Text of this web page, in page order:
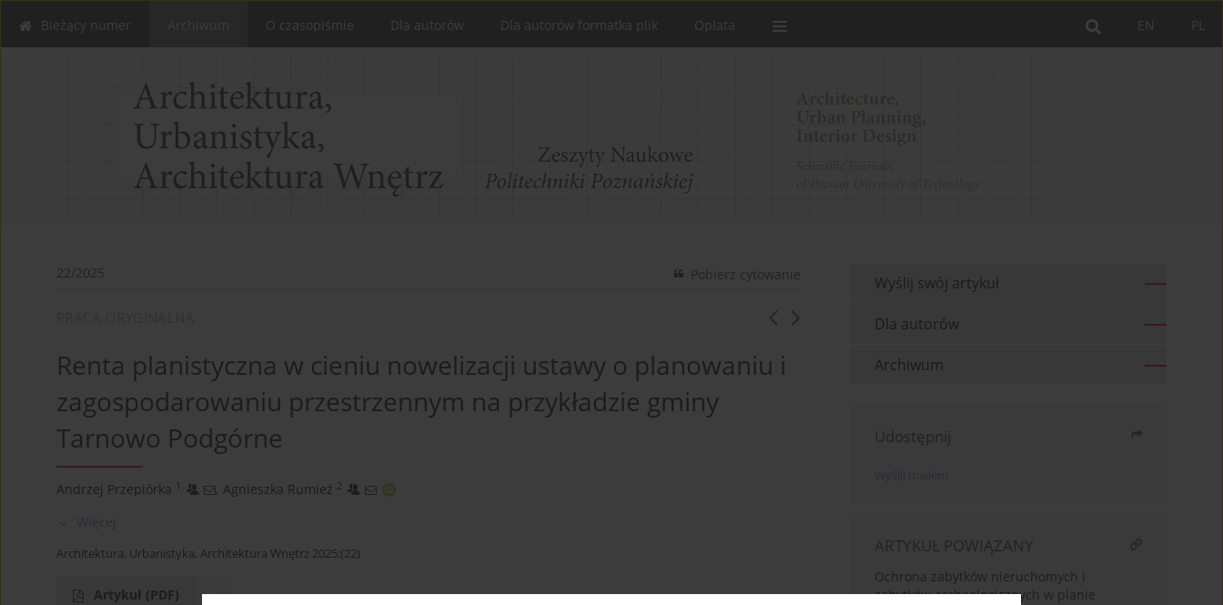
PL
EN
Bieżący numer O czasopiśmie Dla autorów Dla autorów formatka plik Opłata
22/2025 Pobierz cytowanie
Renta planistyczna w cieniu nowelizacji ustawy o planowaniu i
zagospodarowaniu przestrzennym na przykładzie gminy
Tarnowo Podgórne
Andrzej Przepiórka 1 , Agnieszka Rumież 2
Więcej
Architektura, Urbanistyka, Architektura Wnętrz 2025;(22)
Artykuł (PDF)
Wyślij swój artykuł
Dla autorów
Archiwum
Udostępnij
ARTYKUŁ POWIĄZANY
Ochrona zabytków nieruchomych i
zabytków archeologicznych w planie